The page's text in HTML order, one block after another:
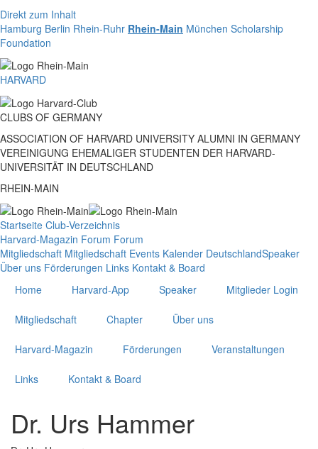
Direkt zum Inhalt
Hamburg Berlin Rhein-Ruhr Rhein-Main München Scholarship
Foundation
HARVARD
CLUBS OF GERMANY
ASSOCIATION OF HARVARD UNIVERSITY ALUMNI IN GERMANY
VEREINIGUNG EHEMALIGER STUDENTEN DER HARVARD-
UNIVERSITÄT IN DEUTSCHLAND
RHEIN-MAIN
Startseite Club-Verzeichnis
Harvard-Magazin Forum Forum
Mitgliedschaft Mitgliedschaft Events Kalender DeutschlandSpeaker
Über uns Förderungen Links Kontakt & Board
Home
Harvard-App Speaker Mitglieder Login
Mitgliedschaft Chapter Über uns
Harvard-Magazin Förderungen Veranstaltungen
Links Kontakt & Board
Dr. Urs Hammer